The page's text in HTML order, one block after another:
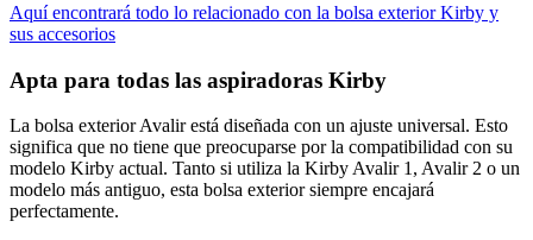
Aquí encontrará todo lo relacionado con la bolsa exterior Kirby y
sus accesorios
Apta para todas las aspiradoras Kirby
La bolsa exterior Avalir está diseñada con un ajuste universal. Esto
significa que no tiene que preocuparse por la compatibilidad con su
modelo Kirby actual. Tanto si utiliza la Kirby Avalir 1, Avalir 2 o un
modelo más antiguo, esta bolsa exterior siempre encajará
perfectamente.